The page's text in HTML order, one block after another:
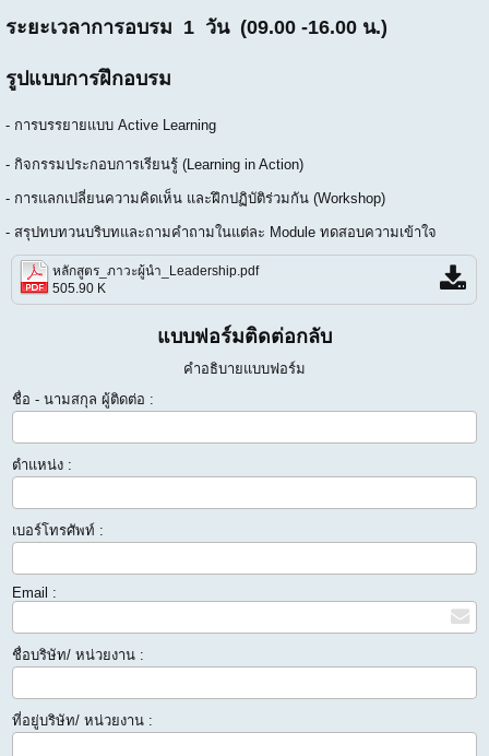
ระยะเวลาการอบรม 1 วัน (09.00 -16.00 น.)
รูปแบบการฝึกอบรม
- การบรรยายแบบ Active Learning
- กิจกรรมประกอบการเรียนรู้ (Learning in Action)
- การแลกเปลี่ยนความคิดเห็น และฝึกปฏิบัติร่วมกัน (Workshop)
- สรุปทบทวนบริบทและถามคำถามในแต่ละ Module ทดสอบความเข้าใจ
หลักสูตร_ภาวะผู้นำ_Leadership.pdf
505.90 K
แบบฟอร์มติดต่อกลับ
คำอธิบายแบบฟอร์ม
ชื่อ - นามสกุล ผู้ติดต่อ :
ตำแหน่ง :
เบอร์โทรศัพท์ :
Email :
ชื่อบริษัท/ หน่วยงาน :
ที่อยู่บริษัท/ หน่วยงาน :